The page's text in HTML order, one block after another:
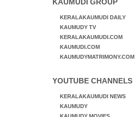
KAUMUDI GROUP
KERALAKAUMUDI DAILY
KAUMUDY TV
KERALAKAUMUDI.COM
KAUMUDI.COM
KAUMUDYMATRIMONY.COM
YOUTUBE CHANNELS
KERALAKAUMUDI NEWS
KAUMUDY